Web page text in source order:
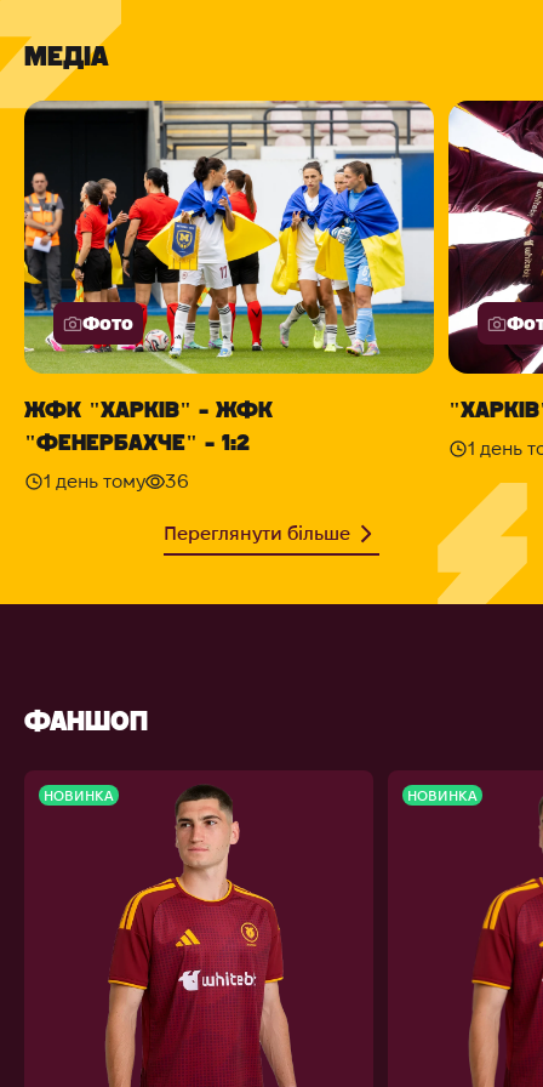
МЕДІА
Фото
ЖФК "ХАРКІВ" - ЖФК
"ФЕНЕРБАХЧЕ" - 1:2
1 день тому 36
1 день
Переглянути більше
ФАНШОП
НОВИНКА НОВИНКА